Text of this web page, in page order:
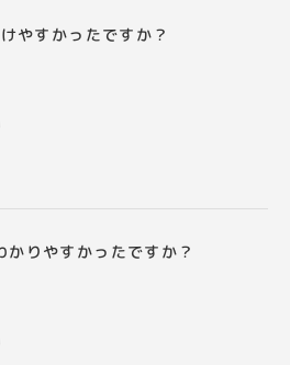
やすかったですか？
りやすかったですか？